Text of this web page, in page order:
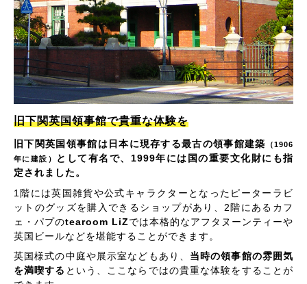
旧下関英国領事館で貴重な体験を
旧下関英国領事館は日本に現存する最古の領事館建築
（1906
年に建設）
として有名で、1999年には国の重要文化財にも指
定されました。
1階には英国雑貨や公式キャラクターとなったピーターラビ
ットのグッズを購入できるショップがあり、2階にあるカフ
ェ・パプのtearoom LiZでは本格的なアフタヌーンティーや
英国ビールなどを堪能することができます。
英国様式の中庭や展示室などもあり、 当時の領事館の雰囲気
を満喫する という、ここならではの貴重な体験をすることが